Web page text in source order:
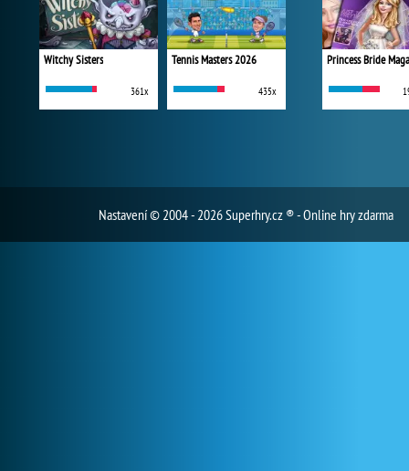
Witchy Sisters
361x
Tennis Masters 2026
435x
Princess Bride
Nastavení© 2004 - 2026 Superhry.cz ® - Online hry zdarma